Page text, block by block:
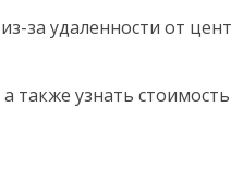
за удаленности от
узнать